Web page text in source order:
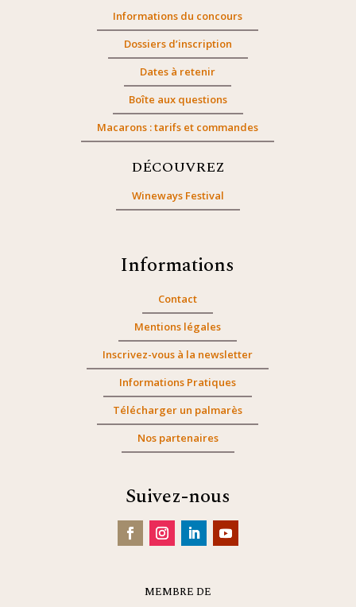
Informations du concours
Dossiers d’inscription
Dates à retenir
Boîte aux questions
Macarons : tarifs et commandes
DÉCOUVREZ
Wineways Festival
Informations
Contact
Mentions légales
Inscrivez-vous à la newsletter
Informations Pratiques
Télécharger un palmarès
Nos partenaires
Suivez-nous
MEMBRE DE